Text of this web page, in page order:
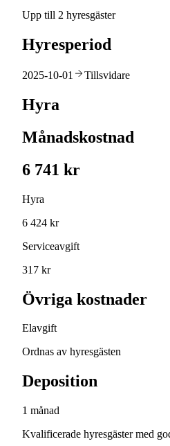
Upp till 2 hyresgäster
Hyresperiod
2025-10-01 Tillsvidare
Hyra
Månadskostnad
6 741 kr
Hyra
6 424 kr
Serviceavgift
317 kr
Övriga kostnader
Elavgift
Ordnas av hyresgästen
Deposition
1 månad
Kvalificerade hyresgäster med